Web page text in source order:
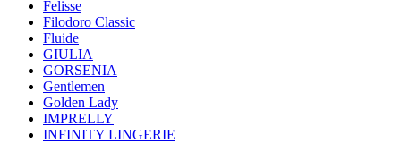
Felisse
Filodoro Classic
Fluide
GIULIA
GORSENIA
Gentlemen
Golden Lady
IMPRELLY
INFINITY LINGERIE